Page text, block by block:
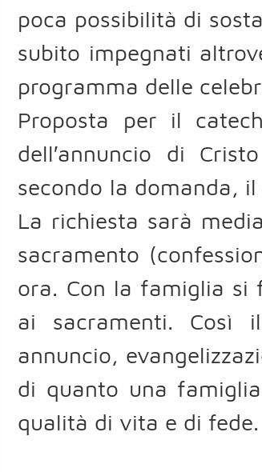
poca possibilità di
subito impegnati
programma delle
Proposta per il
dell′annuncio di
secondo la domanda,
La richiesta sarà
sacramento
ora. Con la famiglia si
ai sacramenti. Così
annuncio,
di quanto una
qualità di vita e di fede.